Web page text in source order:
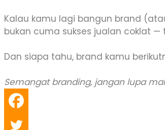
Kalau kamu lagi bangun brand
bukan cuma sukses jualan coklat —
Dan siapa tahu, brand kamu
Semangat branding, jangan lupa